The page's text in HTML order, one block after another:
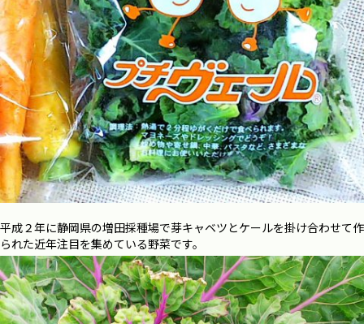
平成２年に静岡県の増田採種場で芽キャベツとケールを掛け合わせて作
られた近年注目を集めている野菜です。